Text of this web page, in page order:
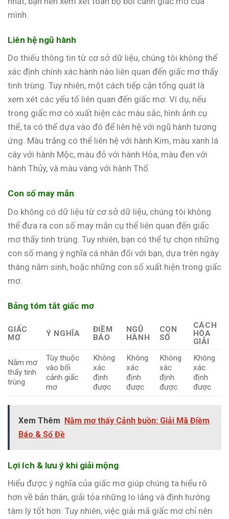
mình.
Liên hệ ngũ hành
Do thiếu thông tin từ cơ sở dữ liệu, chúng tôi không thể
xác định chính xác hành nào liên quan đến giấc mơ thấy
tinh trùng. Tuy nhiên, một cách tiếp cận tổng quát là
xem xét các yếu tố liên quan đến giấc mơ. Ví dụ, nếu
trong giấc mơ có xuất hiện các màu sắc, hình ảnh cụ
thể, ta có thể dựa vào đó để liên hệ với ngũ hành tương
ứng. Màu trắng có thể liên hệ với hành Kim, màu xanh lá
cây với hành Mộc, màu đỏ với hành Hỏa, màu đen với
hành Thủy, và màu vàng với hành Thổ.
Con số may mắn
Do không có dữ liệu từ cơ sở dữ liệu, chúng tôi không
thể đưa ra con số may mắn cụ thể liên quan đến giấc
mơ thấy tinh trùng. Tuy nhiên, bạn có thể tự chọn những
con số mang ý nghĩa cá nhân đối với bạn, dựa trên ngày
tháng năm sinh, hoặc những con số xuất hiện trong giấc
mơ.
Bảng tóm tắt giấc mơ
GIẤC
MƠ
Ý NGHĨA
ĐIỀM
BÁO
NGŨ
HÀNH
CON
SỐ
CÁCH
HÓA
GIẢI
Nằm mơ
thấy tinh
trùng
Tùy thuộc
vào bối
cảnh giấc
mơ
Không
xác
định
được
Không
xác
định
được
Không
xác
định
được
Không
xác
định
được
Xem Thêm Nằm mơ thấy Cảnh buồn: Giải Mã Điềm
Báo & Số Đề
Lợi ích & lưu ý khi giải mộng
Hiểu được ý nghĩa của giấc mơ giúp chúng ta hiểu rõ
hơn về bản thân, giải tỏa những lo lắng và định hướng
tâm lý tốt hơn. Tuy nhiên, việc giải mã giấc mơ chỉ nên